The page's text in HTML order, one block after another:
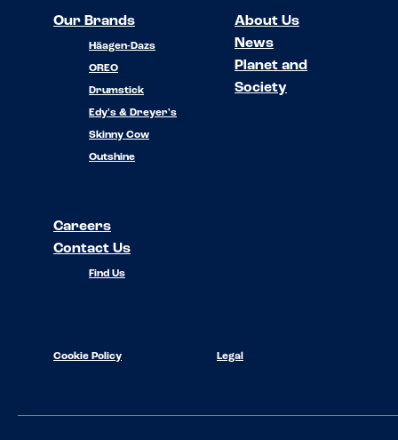
Our Brands
Häagen-Dazs
OREO
Drumstick
Edy's & Dreyer's
Skinny Cow
Outshine
About Us
News
Planet and
Society
Careers
Contact Us
Find Us
Cookie Policy Legal